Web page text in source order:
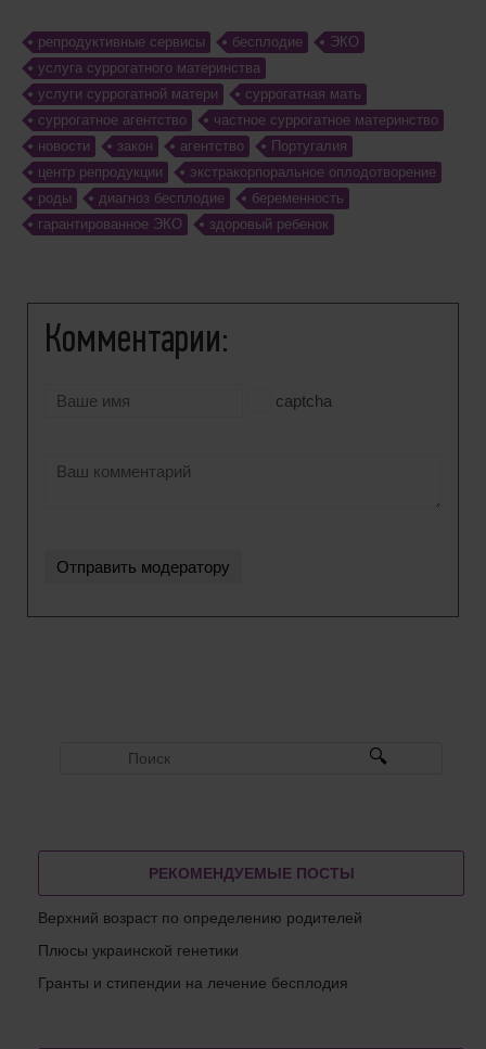
репродуктивные сервисы бесплодие
ЭКО
услуга суррогатного материнства
услуги суррогатной матери
суррогатная мать
суррогатное агентство
частное суррогатное материнство
новости
закон агентство
Португалия
центр репродукции
экстракорпоральное оплодотворение
роды
диагноз бесплодие
беременность
гарантированное ЭКО
здоровый ребенок
Комментарии:
captcha
РЕКОМЕНДУЕМЫЕ ПОСТЫ
Верхний возраст по определению родителей
Плюсы украинской генетики
Гранты и стипендии на лечение бесплодия